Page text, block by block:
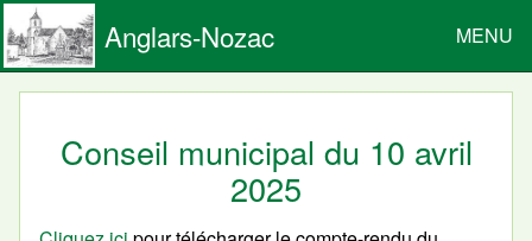
Anglars-Nozac MENU
Conseil municipal du 10 avril
2025